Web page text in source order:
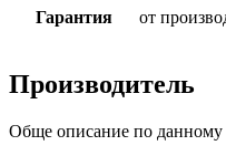
Гарантия от
Производитель
Обще описание по данному